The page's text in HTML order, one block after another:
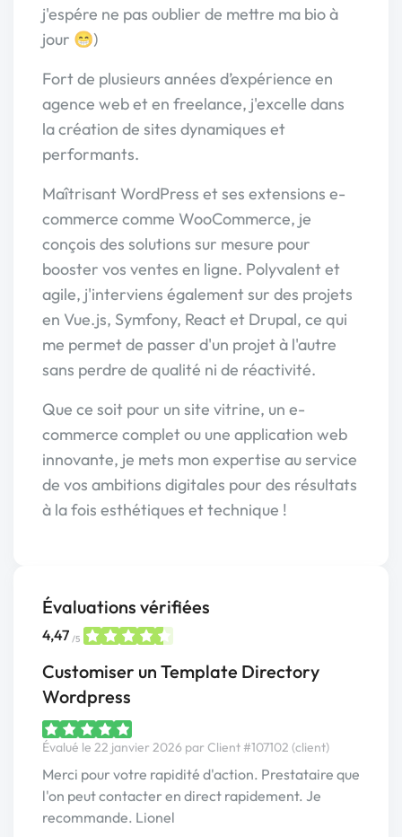
j'espére ne pas oublier de mettre ma bio à
jour 😁)
Fort de plusieurs années d’expérience en
agence web et en freelance, j'excelle dans
la création de sites dynamiques et
performants.
Maîtrisant WordPress et ses extensions e-
commerce comme WooCommerce, je
conçois des solutions sur mesure pour
booster vos ventes en ligne. Polyvalent et
agile, j'interviens également sur des projets
en Vue.js, Symfony, React et Drupal, ce qui
me permet de passer d'un projet à l'autre
sans perdre de qualité ni de réactivité.
Que ce soit pour un site vitrine, un e-
commerce complet ou une application web
innovante, je mets mon expertise au service
de vos ambitions digitales pour des résultats
à la fois esthétiques et technique !
Évaluations vérifiées
4,47 /5
Customiser un Template Directory
Wordpress
Évalué le 22 janvier 2026 par Client #107102 (client)
Merci pour votre rapidité d'action. Prestataire que
l'on peut contacter en direct rapidement. Je
recommande. Lionel